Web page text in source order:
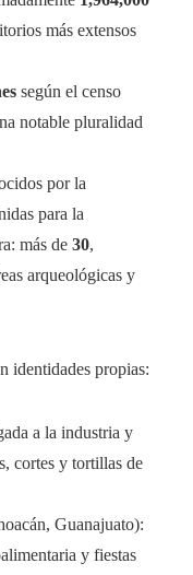
más extensos
según el censo
notable pluralidad
por la
para la
más de 30,
arqueológicas y
identidades propias:
a la industria y
cortes y tortillas de
Guanajuato):
y fiestas